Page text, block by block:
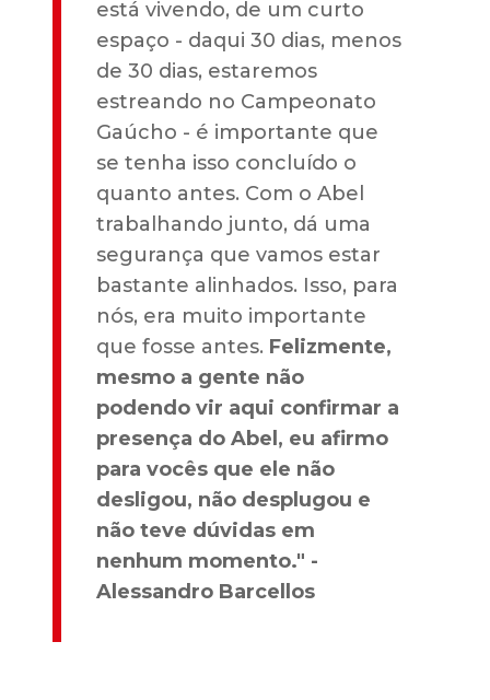
está vivendo, de um curto
espaço - daqui 30 dias, menos
de 30 dias, estaremos
estreando no Campeonato
Gaúcho - é importante que
se tenha isso concluído o
quanto antes. Com o Abel
trabalhando junto, dá uma
segurança que vamos estar
bastante alinhados. Isso, para
nós, era muito importante
que fosse antes. Felizmente,
mesmo a gente não
podendo vir aqui confirmar a
presença do Abel, eu afirmo
para vocês que ele não
desligou, não desplugou e
não teve dúvidas em
nenhum momento." -
Alessandro Barcellos